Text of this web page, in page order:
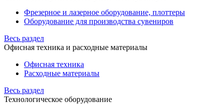
Фрезерное и лазерное оборудование, плоттеры
Оборудование для производства сувениров
Весь раздел
Офисная техника и расходные материалы
Офисная техника
Расходные материалы
Весь раздел
Технологическое оборудование